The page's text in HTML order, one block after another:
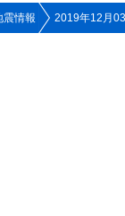
震情報 2019年12月